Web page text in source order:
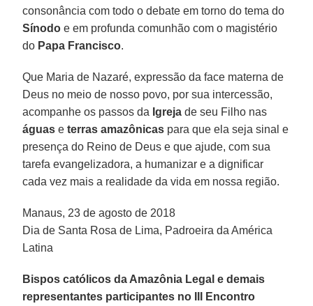
consonância com todo o debate em torno do tema do
Sínodo e em profunda comunhão com o magistério
do Papa Francisco.
Que Maria de Nazaré, expressão da face materna de
Deus no meio de nosso povo, por sua intercessão,
acompanhe os passos da Igreja de seu Filho nas
águase terras amazônicas para que ela seja sinal e
presença do Reino de Deus e que ajude, com sua
tarefa evangelizadora, a humanizar e a dignificar
cada vez mais a realidade da vida em nossa região.
Manaus, 23 de agosto de 2018
Dia de Santa Rosa de Lima, Padroeira da América
Latina
Bispos católicos da Amazônia Legal e demais
representantes participantes no III Encontro